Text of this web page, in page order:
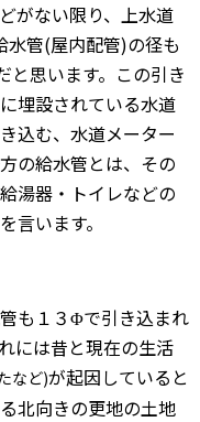
がない限り、上水道
管(屋内配管)の径も
と思います。この引き
埋設されている水道
込む、水道メーター
の給水管とは、その
湯器・トイレなどの
言います。
も１３Φで引き込まれ
には昔と現在の生活
など)が起因していると
北向きの更地の土地